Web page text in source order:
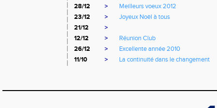
28/12
>
Meilleurs voeux 2012
23/12
>
Joyeux Noël à tous
21/12
>
12/12
>
Réunion Club
26/12
>
Excellente année 2010
11/10
> La continuité dans le changement